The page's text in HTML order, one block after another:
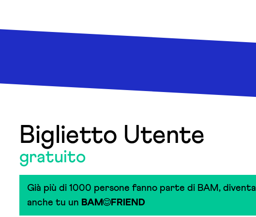
Biglietto Utente
gratuito
Già più di 1000 persone fanno parte di BAM, diventa
anche tu un BAM FRIEND